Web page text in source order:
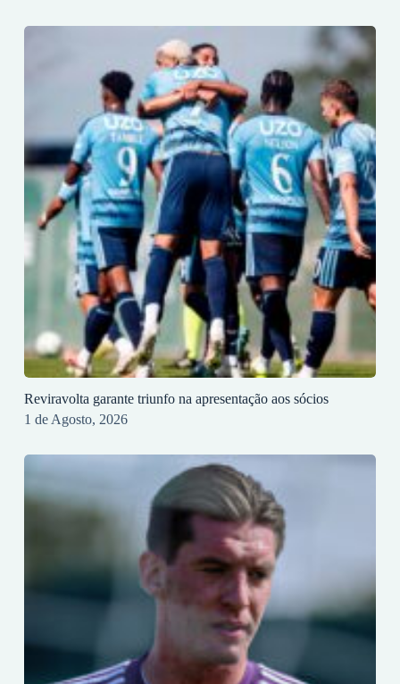
Reviravolta garante triunfo na apresentação aos sócios
1 de Agosto, 2026